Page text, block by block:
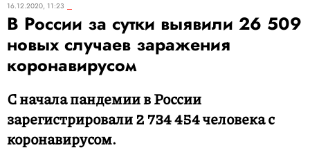
16.12.2020, 11:23
В России за сутки выявили 26 509
новых случаев заражения
коронавирусом
С начала пандемии в России
зарегистрировали 2 734 454 человека с
коронавирусом.